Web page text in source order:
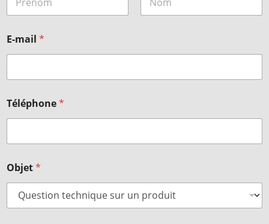
E-mail *
Téléphone*
Objet*